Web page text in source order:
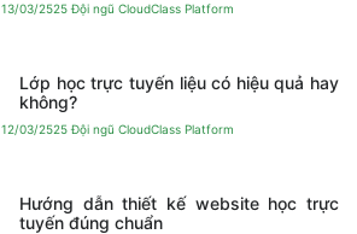
13/03/2525 Đội ngũ CloudClass Platform
Lớp học trực tuyến liệu có hiệu quả hay
không?
12/03/2525 Đội ngũ CloudClass Platform
Hướng dẫn thiết kế website học trực
tuyến đúng chuẩn